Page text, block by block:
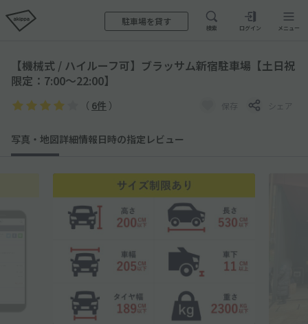
駐車場を貸す
検索 ログイン メニュー
【機械式 / ハイルーフ可】ブラッサム新宿駐車場【土日祝
限定：7:00～22:00】
（ 6件 ） 保存 シェア
写真・地図詳細情報日時の指定 レビュー